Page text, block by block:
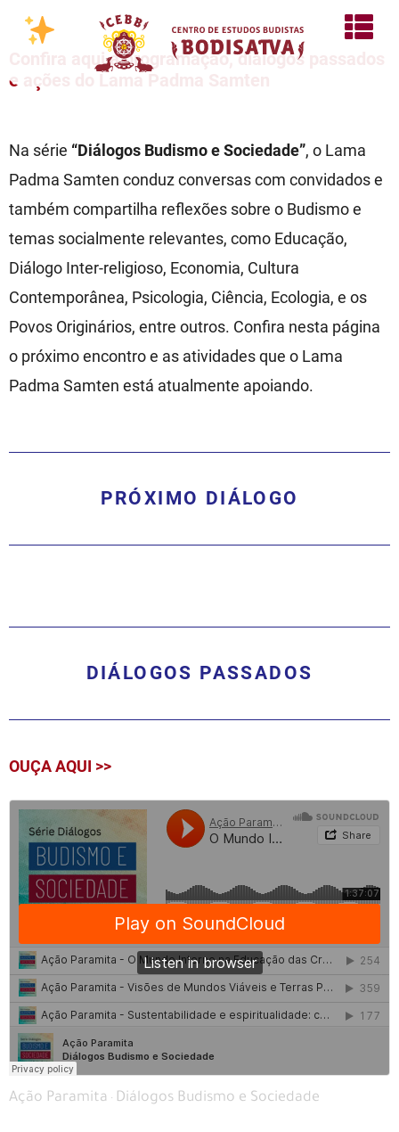
Confira aqui a programação, diálogos passados
e ações do Lama Padma Samten
Na série “Diálogos Budismo e Sociedade”, o Lama
Padma Samten conduz conversas com convidados e
também compartilha reflexões sobre o Budismo e
temas socialmente relevantes, como Educação,
Diálogo Inter-religioso, Economia, Cultura
Contemporânea, Psicologia, Ciência, Ecologia, e os
Povos Originários, entre outros. Confira nesta página
o próximo encontro e as atividades que o Lama
Padma Samten está atualmente apoiando.
PRÓXIMO DIÁLOGO
DIÁLOGOS PASSADOS
OUÇA AQUI >>
Ação Paramita · Diálogos Budismo e Sociedade